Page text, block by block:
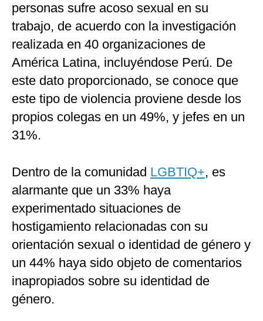
personas sufre acoso sexual en su
trabajo, de acuerdo con la investigación
realizada en 40 organizaciones de
América Latina, incluyéndose Perú. De
este dato proporcionado, se conoce que
este tipo de violencia proviene desde los
propios colegas en un 49%, y jefes en un
31%.
Dentro de la comunidad LGBTIQ+, es
alarmante que un 33% haya
experimentado situaciones de
hostigamiento relacionadas con su
orientación sexual o identidad de género y
un 44% haya sido objeto de comentarios
inapropiados sobre su identidad de
género.